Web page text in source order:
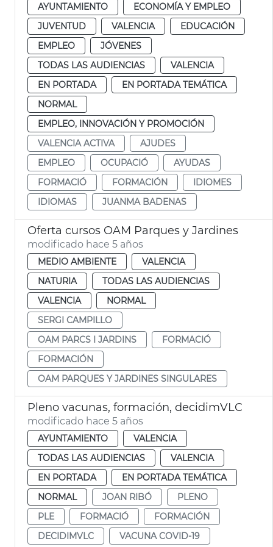
AYUNTAMIENTO
ECONOMÍA Y EMPLEO
JUVENTUD
VALENCIA
EDUCACIÓN
EMPLEO
JÓVENES
TODAS LAS AUDIENCIAS
VALENCIA
EN PORTADA
EN PORTADA TEMÁTICA
NORMAL
EMPLEO, INNOVACIÓN Y PROMOCIÓN
VALENCIA ACTIVA
AJUDES
EMPLEO
OCUPACIÓ
AYUDAS
FORMACIÓ
FORMACIÓN
IDIOMES
IDIOMAS
JUANMA BADENAS
Oferta cursos OAM Parques y Jardines
modificado hace 5 años
MEDIO AMBIENTE
VALENCIA
NATURIA
TODAS LAS AUDIENCIAS
VALENCIA
NORMAL
SERGI CAMPILLO
OAM PARCS I JARDINS
FORMACIÓ
FORMACIÓN
OAM PARQUES Y JARDINES SINGULARES
Pleno vacunas, formación, decidimVLC
modificado hace 5 años
AYUNTAMIENTO
VALENCIA
TODAS LAS AUDIENCIAS
VALENCIA
EN PORTADA
EN PORTADA TEMÁTICA
NORMAL
JOAN RIBÓ
PLENO
PLE
FORMACIÓ
FORMACIÓN
DECIDIMVLC
VACUNA COVID-19